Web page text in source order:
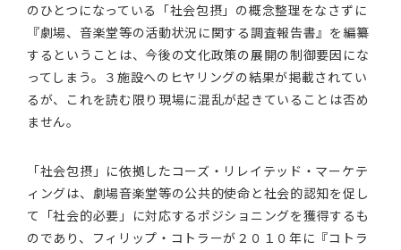
のひとつになっている「社会包摂」の概念整理をなさずに
『劇場、音楽堂等の活動状況に関する調査報告書』を編纂
するということは、今後の文化政策の展開の制御要因にな
ってしまう。３施設へのヒヤリングの結果が掲載されてい
るが、これを読む限り現場に混乱が起きていることは否め
ません。
「社会包摂」に依拠したコーズ・リレイテッド・マーケテ
ィングは、劇場音楽堂等の公共的使命と社会的認知を促し
て「社会的必要」に対応するポジショニングを獲得するも
のであり、フィリップ・コトラーが２０１０年に『コトラ